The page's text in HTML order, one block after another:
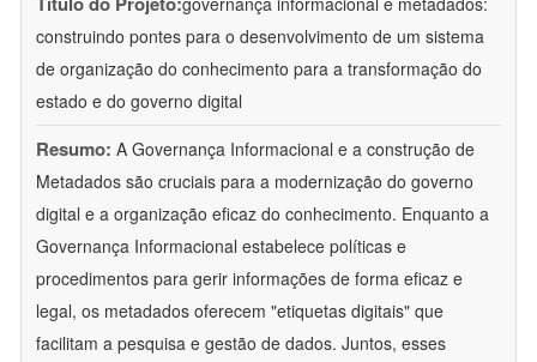
construindo pontes para o desenvolvimento de um sistema
de organização do conhecimento para a transformação do
estado e do governo digital
Resumo: A Governança Informacional e a construção de
Metadados são cruciais para a modernização do governo
digital e a organização eficaz do conhecimento. Enquanto a
Governança Informacional estabelece políticas e
procedimentos para gerir informações de forma eficaz e
legal, os metadados oferecem "etiquetas digitais" que
facilitam a pesquisa e gestão de dados. Juntos, esses